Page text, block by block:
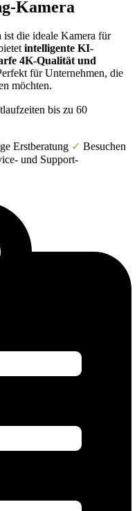
Kamera
die ideale Kamera für
intelligente KI-
4K-Qualität und
für Unternehmen, die
möchten.
bis zu 60
Erstberatung ✓ Besuchen
und Support-